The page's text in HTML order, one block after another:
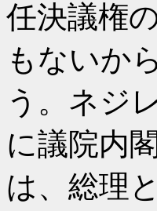
任決議権
もないか
う。ネジ
に議院内
は、総理